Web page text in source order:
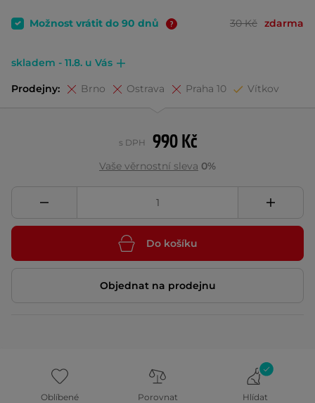
Možnost vrátit do 90 dnů 30 Kč zdarma
skladem - 11.8. u Vás
Prodejny: Brno Ostrava Praha 10 Vítkov
990 Kč
s DPH
Vaše věrnostní sleva 0%
Do košíku
Objednat na prodejnu
Oblíbené Porovnat Hlídat